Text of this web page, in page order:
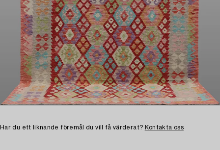
Har du ett liknande föremål du vill få värderat? Kontakta oss